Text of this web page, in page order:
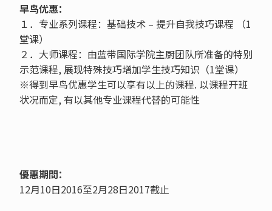
早鸟优惠：
１．专业系列课程：基础技术 – 提升自我技巧课程 （1
堂课）
２．大师课程：由蓝带国际学院主厨团队所准备的特别
示范课程, 展现特殊技巧增加学生技巧知识（1堂课）
※得到早鸟优惠学生可以享有以上的课程. 以课程开班
状况而定, 有以其他专业课程代替的可能性
優惠期間：
12月10日2016至2月28日2017截止